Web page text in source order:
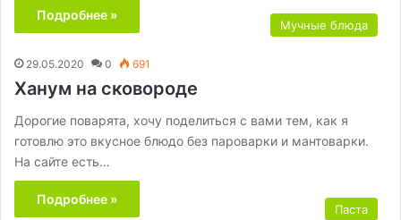
Подробнее »
Мучные блюда
29.05.2020 0 691
Ханум на сковороде
Дорогие поварята, хочу поделиться с вами тем, как я
готовлю это вкусное блюдо без пароварки и мантоварки.
На сайте есть…
Подробнее »
Паста